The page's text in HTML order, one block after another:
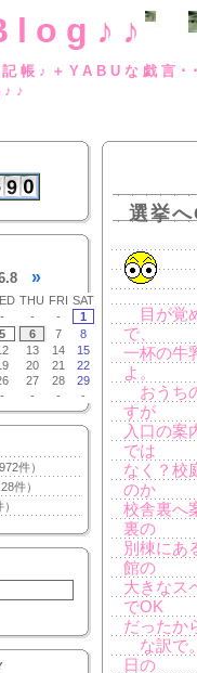
な日記帳♪
»
THU FRI SAT
- - -
1
5 6 7
8
13 14
15
20 21
22
27 28
29
- - - -
件）
28件）
選挙
目が覚
で、
一杯の牛
よ。
おうち
すが
入口の案
では
なく？校
のか
校舎裏へ
裏の
別棟にあ
館の
大きなス
でOK
だったか
な訳で
日の